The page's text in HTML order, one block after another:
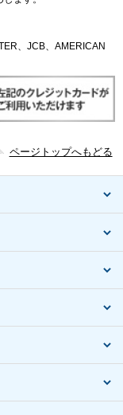
、JCB、AMERICAN
ページトップへもどる